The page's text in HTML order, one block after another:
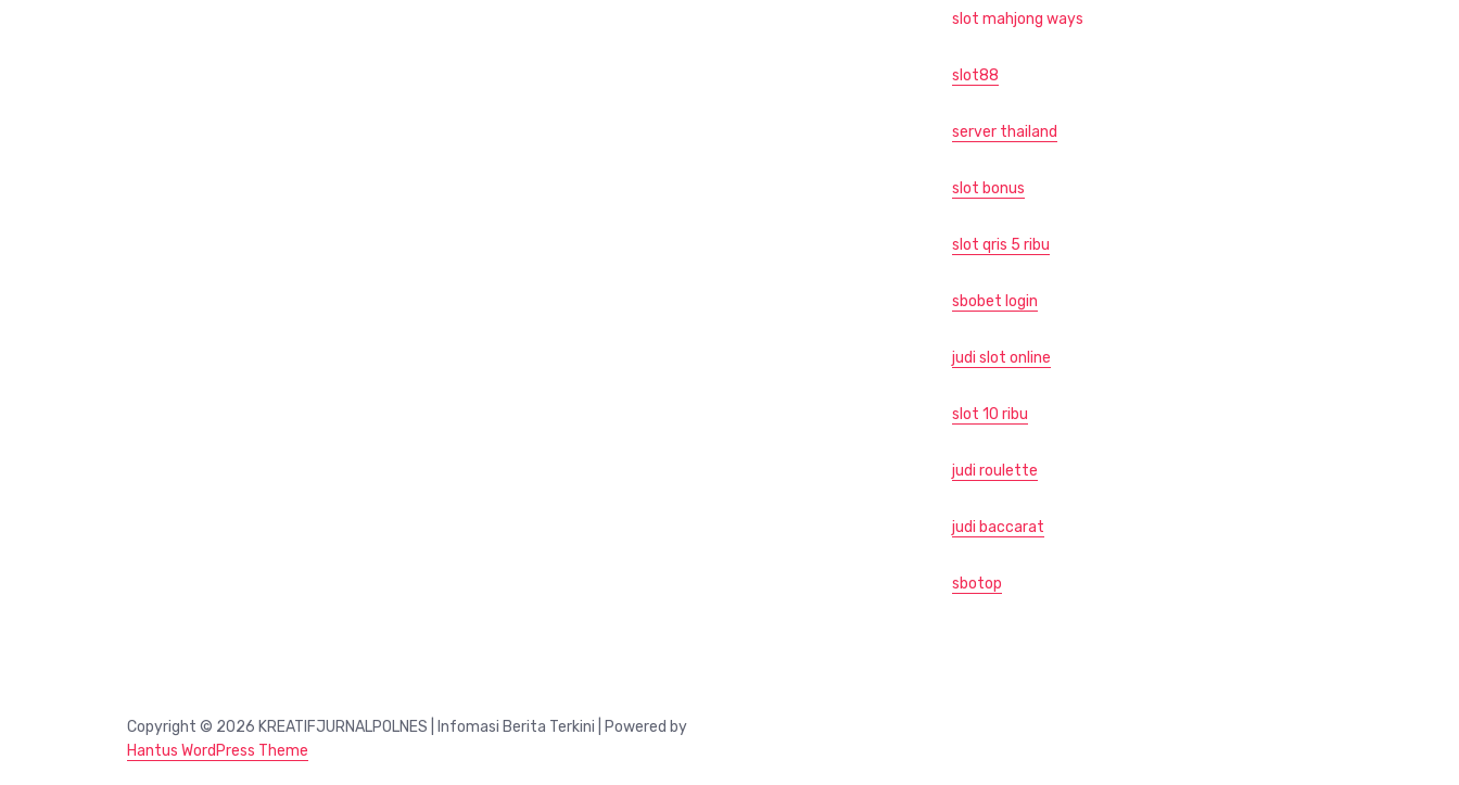
slot mahjong ways
slot88
server thailand
slot bonus
slot qris 5 ribu
sbobet login
judi slot online
slot 10 ribu
judi roulette
judi baccarat
sbotop
Copyright © 2026 KREATIFJURNALPOLNES | Infomasi Berita Terkini | Powered by
Hantus WordPress Theme